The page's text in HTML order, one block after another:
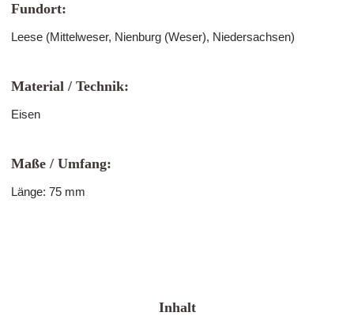
Fundort:
Leese (Mittelweser, Nienburg (Weser), Niedersachsen)
Material / Technik:
Eisen
Maße / Umfang:
Länge: 75 mm
Inhalt